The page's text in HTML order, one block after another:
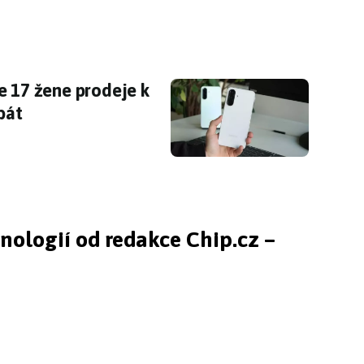
žene prodeje k rekordům, Samsung se
17 žene prodeje k
od redakce Chip.cz –